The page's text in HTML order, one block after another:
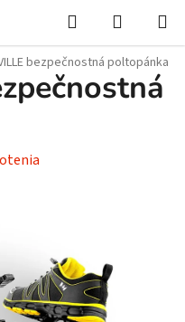
Hľadať
KOŠÍK
bezpečnostná poltopánka